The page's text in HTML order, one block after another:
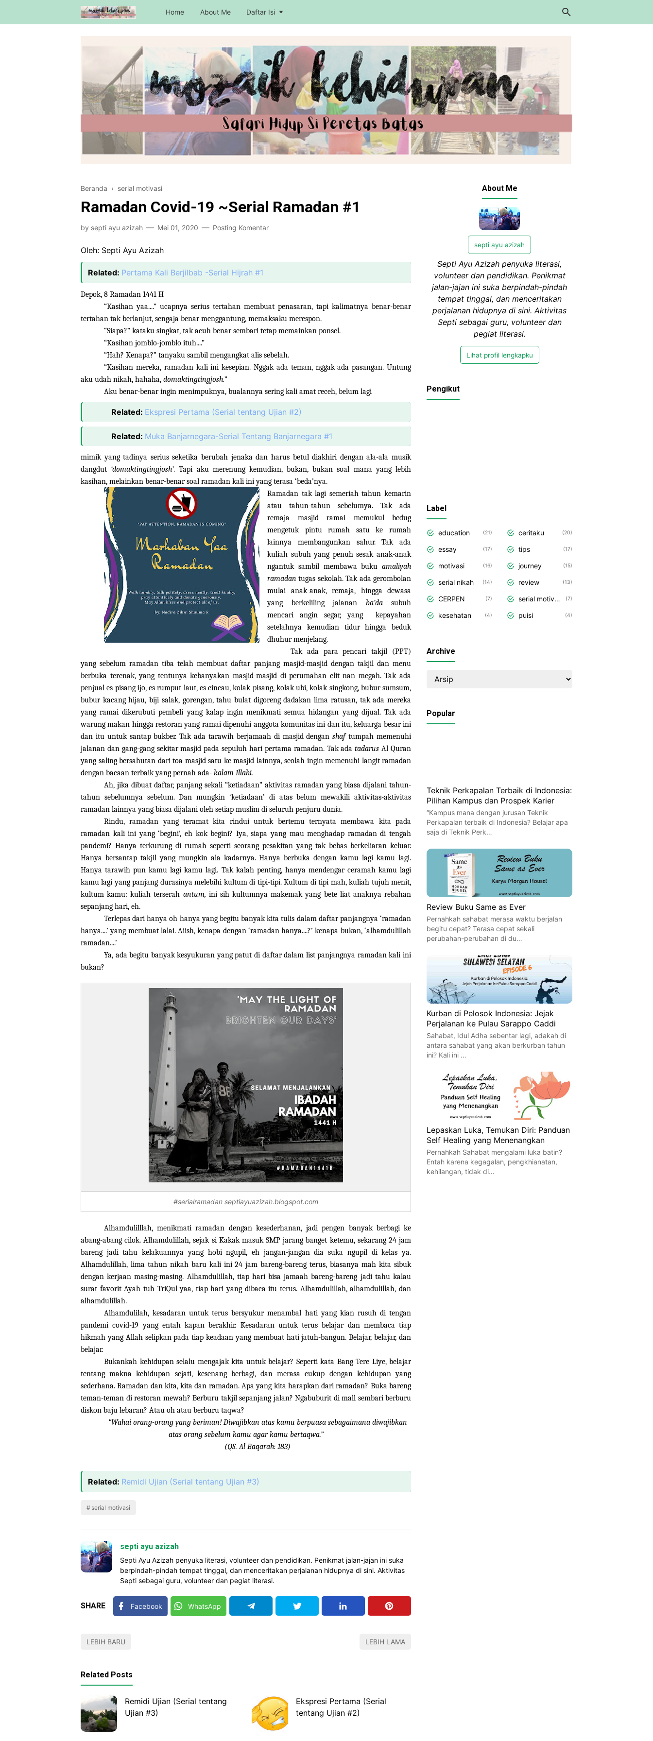
Home About Me Daftar Isi
Beranda › serial motivasi
Ramadan Covid-19 ~Serial Ramadan #1
by septi ayu azizah Mei 01, 2020 Posting Komentar
Oleh: Septi Ayu Azizah
Related: Pertama Kali Berjilbab -Serial Hijrah #1
Depok, 8 Ramadan 1441 H
“Kasihan yaa....” ucapnya serius tertahan membuat penasaran, tapi kalimatnya benar-benar
tertahan tak berlanjut, sengaja benar menggantung, memaksaku merespon.
“Siapa?” kataku singkat, tak acuh benar sembari tetap memainkan ponsel.
“Kasihan jomblo-jomblo ituh....”
“Hah? Kenapa?” tanyaku sambil mengangkat alis sebelah.
“Kasihan mereka, ramadan kali ini kesepian. Nggak ada teman, nggak ada pasangan. Untung
aku udah nikah, hahaha, domaktingtingjosh.”
Aku benar-benar ingin menimpuknya, bualannya sering kali amat receh, belum lagi
Related: Ekspresi Pertama (Serial tentang Ujian #2)
Related: Muka Banjarnegara-Serial Tentang Banjarnegara #1
mimik yang tadinya serius seketika berubah jenaka dan harus betul diakhiri dengan ala-ala musik
dangdut ‘domaktingtingjosh’. Tapi aku merenung kemudian, bukan, bukan soal mana yang lebih
kasihan, melainkan benar-benar soal ramadan kali ini yang terasa ‘beda’nya.
Ramadan tak lagi semeriah tahun kemarin
atau tahun-tahun sebelumya. Tak ada
remaja masjid ramai memukul bedug
mengetuk pintu rumah satu ke rumah
lainnya membangunkan sahur. Tak ada
kuliah subuh yang penuh sesak anak-anak
ngantuk sambil membawa buku amaliyah
ramadan tugas sekolah. Tak ada gerombolan
mulai anak-anak, remaja, hingga dewasa
yang berkeliling jalanan ba’da subuh
mencari angin segar, yang
kepayahan
setelahnya kemudian tidur hingga beduk
dhuhur menjelang.
Tak ada para pencari takjil (PPT)
yang sebelum ramadan tiba telah membuat daftar panjang masjid-masjid dengan takjil dan menu
berbuka terenak, yang tentunya kebanyakan masjid-masjid di perumahan elit nan megah. Tak ada
penjual es pisang ijo, es rumput laut, es cincau, kolak pisang, kolak ubi, kolak singkong, bubur sumsum,
bubur kacang hijau, biji salak, gorengan, tahu bulat digoreng dadakan lima ratusan, tak ada mereka
yang ramai dikerubuti pembeli yang kalap ingin menikmati semua hidangan yang dijual. Tak ada
warung makan hingga restoran yang ramai dipenuhi anggota komunitas ini dan itu, keluarga besar ini
dan itu untuk santap bukber. Tak ada tarawih berjamaah di masjid denganshaftumpah memenuhi
jalanan dan gang-gang sekitar masjid pada sepuluh hari pertama ramadan. Tak adatadarusAl Quran
yang saling bersahutan dari toa masjid satu ke masjid lainnya, seolah ingin memenuhi langit ramadan
dengan bacaan terbaik yang pernah ada- kalam Illahi.
Ah, jika dibuat daftar, panjang sekali “ketiadaan” aktivitas ramadan yang biasa dijalani tahun-
tahun sebelumnya sebelum. Dan mungkin ‘ketiadaan’ di atas belum mewakili aktivitas-aktivitas
ramadan lainnya yang biasa dijalani oleh setiap muslim di seluruh penjuru dunia.
Rindu, ramadan yang teramat kita rindui untuk bertemu ternyata membawa kita pada
ramadan kali ini yang ‘begini’, eh kok begini? Iya, siapa yang mau menghadap ramadan di tengah
pandemi? Hanya terkurung di rumah seperti seorang pesakitan yang tak bebas berkeliaran keluar.
Hanya bersantap takjil yang mungkin ala kadarnya. Hanya berbuka dengan kamu lagi kamu lagi.
Hanya tarawih pun kamu lagi kamu lagi. Tak kalah penting, hanya mendengar ceramah kamu lagi
kamu lagi yang panjang durasinya melebihi kultum di tipi-tipi. Kultum di tipi mah, kuliah tujuh menit,
kultum kamu: kuliah terserah antum, ini sih kultumnya makemak yang bete liat anaknya rebahan
sepanjang hari, eh.
Terlepas dari hanya oh hanya yang begitu banyak kita tulis dalam daftar panjangnya ‘ramadan
hanya....’ yang membuat lalai. Aiish, kenapa dengan ‘ramadan hanya....?’ kenapa bukan, ‘alhamdulillah
ramadan....’
Ya, ada begitu banyak kesyukuran yang patut di daftar dalam list panjangnya ramadan kali ini
bukan?
#serialramadan septiayuazizah.blogspot.com
Alhamdulilllah, menikmati ramadan dengan kesederhanan, jadi pengen banyak berbagi ke
abang-abang cilok. Alhamdulillah, sejak si Kakak masuk SMP jarang banget ketemu, sekarang 24 jam
bareng jadi tahu kelakuannya yang hobi ngupil, eh jangan-jangan dia suka ngupil di kelas ya.
Alhamdulillah, lima tahun nikah baru kali ini 24 jam bareng-bareng terus, biasanya mah kita sibuk
dengan kerjaan masing-masing. Alhamdulillah, tiap hari bisa jamaah bareng-bareng jadi tahu kalau
surat favorit Ayah tuh TriQul yaa, tiap hari yang dibaca itu terus. Alhamdulillah, alhamdulillah, dan
alhamdulillah.
Alhamdulilah, kesadaran untuk terus bersyukur menambal hati yang kian rusuh di tengan
pandemi covid-19 yang entah kapan berakhir. Kesadaran untuk terus belajar dan membaca tiap
hikmah yang Allah selipkan pada tiap keadaan yang membuat hati jatuh-bangun. Belajar, belajar, dan
belajar.
Bukankah kehidupan selalu mengajak kita untuk belajar? Seperti kata Bang Tere Liye, belajar
tentang makna kehidupan sejati, kesenang berbagi, dan merasa cukup dengan kehidupan yang
sederhana. Ramadan dan kita, kita dan ramadan. Apa yang kita harapkan dari ramadan? Buka bareng
teman-teman di restoran mewah? Berburu takjil sepanjang jalan? Ngabuburit di mall sembari berburu
diskon baju lebaran? Atau oh atau berburu taqwa?
“Wahai orang-orang yang beriman! Diwajibkan atas kamu berpuasa sebagaimana diwajibkan
atas orang sebelum kamu agar kamu bertaqwa.”
(QS. Al Baqarah: 183)
Related: Remidi Ujian (Serial tentang Ujian #3)
serial motivasi
septi ayu azizah
Septi Ayu Azizah penyuka literasi, volunteer dan pendidikan. Penikmat jalan-jajan ini suka
berpindah-pindah tempat tinggal, dan menceritakan perjalanan hidupnya di sini. Aktivitas
Septi sebagai guru, volunteer dan pegiat literasi.
SHARE Facebook WhatsApp
LEBIH BARU LEBIH LAMA
Related Posts
Remidi Ujian (Serial tentang
Ujian #3)
Ekspresi Pertama (Serial
tentang Ujian #2)
About Me
septi ayu azizah
Septi Ayu Azizah penyuka literasi,
volunteer dan pendidikan. Penikmat
jalan-jajan ini suka berpindah-pindah
tempat tinggal, dan menceritakan
perjalanan hidupnya di sini. Aktivitas
Septi sebagai guru, volunteer dan
pegiat literasi.
Lihat profil lengkapku
Pengikut
Label
education 21 ceritaku 20
essay 17 tips 17
motivasi 16 journey 15
serial nikah 14 review 13
CERPEN 7 serial motivasi 7
kesehatan 4 puisi 4
Archive
Popular
Teknik Perkapalan Terbaik di Indonesia:
Pilihan Kampus dan Prospek Karier
“Kampus mana dengan jurusan Teknik
Perkapalan terbaik di Indonesia? Belajar apa
saja di Teknik Perk…
Review Buku Same as Ever
Pernahkah sahabat merasa waktu berjalan
begitu cepat? Terasa cepat sekali
perubahan-perubahan di du…
Kurban di Pelosok Indonesia: Jejak
Perjalanan ke Pulau Sarappo Caddi
Sahabat, Idul Adha sebentar lagi, adakah di
antara sahabat yang akan berkurban tahun
ini? Kali ini …
Lepaskan Luka, Temukan Diri: Panduan
Self Healing yang Menenangkan
Pernahkah Sahabat mengalami luka batin?
Entah karena kegagalan, pengkhianatan,
kehilangan, tidak di…